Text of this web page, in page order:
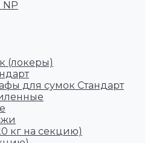
(локеры)
для сумок Стандарт
кг на секцию)